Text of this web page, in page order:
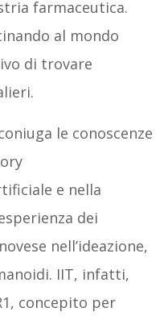
farmaceutica.
al mondo
di trovare
le conoscenze
e nella
dei
nell’ideazione,
IIT, infatti,
concepito per